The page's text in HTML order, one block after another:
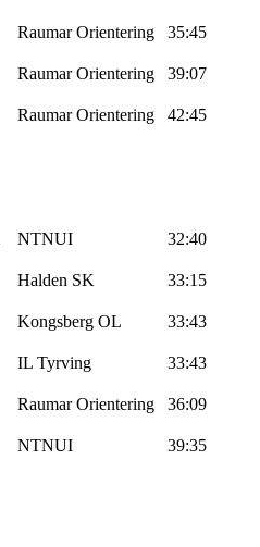
RaumarOrientering 35:45
RaumarOrientering 39:07
RaumarOrientering 42:45
NTNUI 32:40
Halden SK 33:15
Kongsberg OL 33:43
IL Tyrving 33:43
RaumarOrientering 36:09
NTNUI 39:35